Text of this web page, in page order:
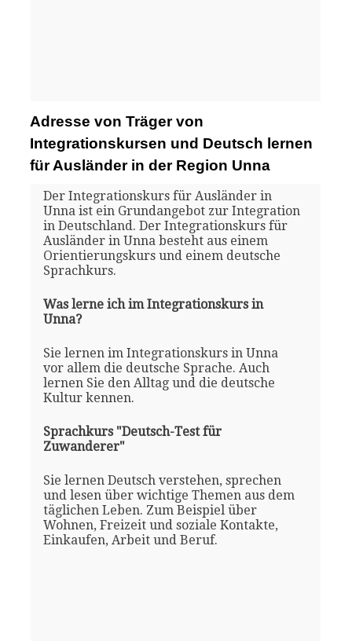
Adresse von Träger von
Integrationskursen und Deutsch lernen
für Ausländer in der Region Unna
Der Integrationskurs für Ausländer in
Unna ist ein Grundangebot zur Integration
in Deutschland. Der Integrationskurs für
Ausländer in Unna besteht aus einem
Orientierungskurs und einem deutsche
Sprachkurs.
Was lerne ich im Integrationskurs in
Unna?
Sie lernen im Integrationskurs in Unna
vor allem die deutsche Sprache. Auch
lernen Sie den Alltag und die deutsche
Kultur kennen.
Sprachkurs "Deutsch-Test für
Zuwanderer"
Sie lernen Deutsch verstehen, sprechen
und lesen über wichtige Themen aus dem
täglichen Leben. Zum Beispiel über
Wohnen, Freizeit und soziale Kontakte,
Einkaufen, Arbeit und Beruf.